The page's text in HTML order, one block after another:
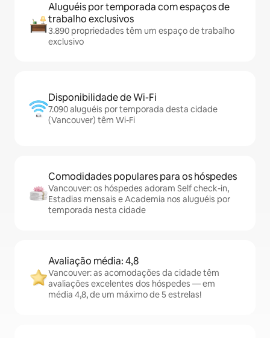
Aluguéis por temporada com espaços de
trabalho exclusivos
3.890 propriedades têm um espaço de trabalho
exclusivo
Disponibilidade de Wi-Fi
7.090 aluguéis por temporada desta cidade
(Vancouver) têm Wi-Fi
Comodidades populares para os hóspedes
Vancouver: os hóspedes adoram Self check-in,
Estadias mensais e Academia nos aluguéis por
temporada nesta cidade
Avaliação média: 4,8
Vancouver: as acomodações da cidade têm
avaliações excelentes dos hóspedes — em
média 4,8, de um máximo de 5 estrelas!